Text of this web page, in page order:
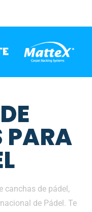
canchas de pádel,
de Pádel. Te